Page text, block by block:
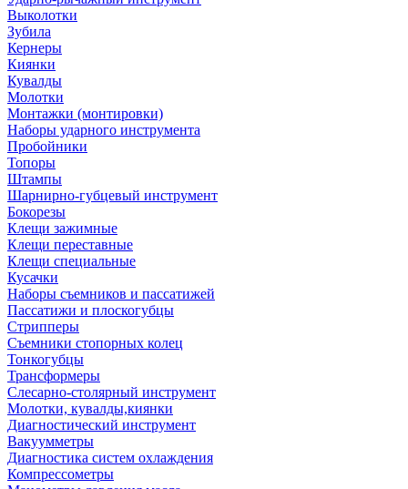
Выколотки
Зубила
Кернеры
Киянки
Кувалды
Молотки
Монтажки (монтировки)
Наборы ударного инструмента
Пробойники
Топоры
Штампы
Шарнирно-губцевый инструмент
Бокорезы
Клещи зажимные
Клещи переставные
Клещи специальные
Кусачки
Наборы съемников и пассатижей
Пассатижи и плоскогубцы
Стрипперы
Съемники стопорных колец
Тонкогубцы
Трансформеры
Слесарно-столярный инструмент
Молотки, кувалды,киянки
Диагностический инструмент
Вакуумметры
Диагностика систем охлаждения
Компрессометры